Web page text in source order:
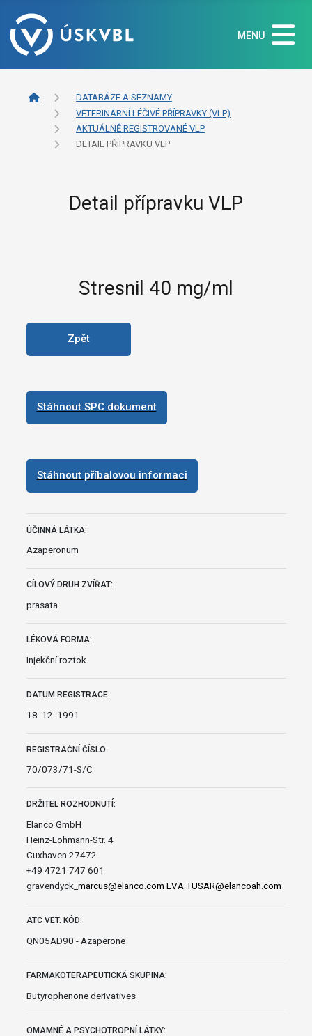
MENU
DATABÁZE A SEZNAMY
VETERINÁRNÍ LÉČIVÉ PŘÍPRAVKY (VLP)
AKTUÁLNĚ REGISTROVANÉ VLP
DETAIL PŘÍPRAVKU VLP
Detail přípravku VLP
Stresnil 40 mg/ml
Zpět
Stáhnout SPC dokument
Stáhnout příbalovou informaci
ÚČINNÁ LÁTKA:
Azaperonum
CÍLOVÝ DRUH ZVÍŘAT:
prasata
LÉKOVÁ FORMA:
Injekční roztok
DATUM REGISTRACE:
18. 12. 1991
REGISTRAČNÍ ČÍSLO:
70/073/71-S/C
DRŽITEL ROZHODNUTÍ:
Elanco GmbH
Heinz-Lohmann-Str. 4
Cuxhaven 27472
+49 4721 747 601
gravendyck_ marcus@elanco.com EVA.TUSAR@elancoah.com
ATC VET. KÓD:
QN05AD90 - Azaperone
FARMAKOTERAPEUTICKÁ SKUPINA:
Butyrophenone derivatives
OMAMNÉ A PSYCHOTROPNÍ LÁTKY: